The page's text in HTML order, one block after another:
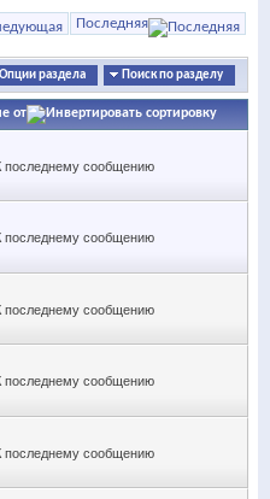
Последняя
Опции раздела Поиск по разделу
от